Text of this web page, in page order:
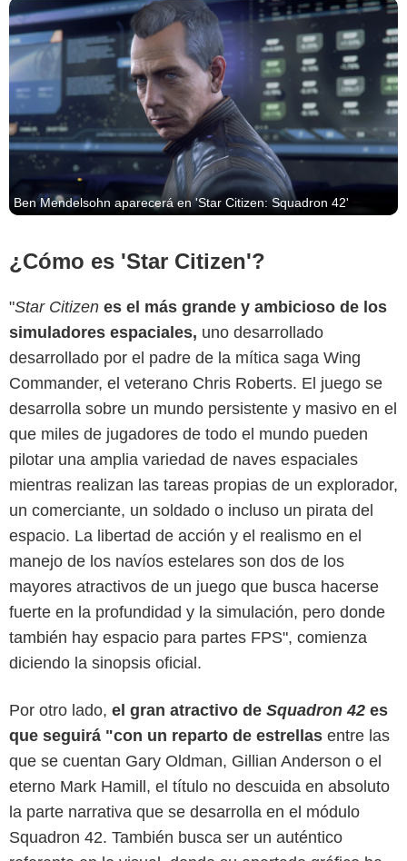
Ben Mendelsohn aparecerá en 'Star Citizen: Squadron 42'
¿Cómo es 'Star Citizen'?
"Star Citizen es el más grande y ambicioso de los
simuladores espaciales, uno desarrollado
desarrollado por el padre de la mítica saga Wing
Commander, el veterano Chris Roberts. El juego se
desarrolla sobre un mundo persistente y masivo en el
que miles de jugadores de todo el mundo pueden
pilotar una amplia variedad de naves espaciales
mientras realizan las tareas propias de un explorador,
un comerciante, un soldado o incluso un pirata del
espacio. La libertad de acción y el realismo en el
manejo de los navíos estelares son dos de los
mayores atractivos de un juego que busca hacerse
fuerte en la profundidad y la simulación, pero donde
también hay espacio para partes FPS", comienza
diciendo la sinopsis oficial.
Por otro lado, el gran atractivo de Squadron 42 es
que seguirá "con un reparto de estrellas entre las
que se cuentan Gary Oldman, Gillian Anderson o el
eterno Mark Hamill, el título no descuida en absoluto
la parte narrativa que se desarrolla en el módulo
Squadron 42. También busca ser un auténtico